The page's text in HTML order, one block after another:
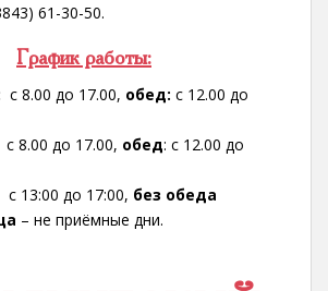
61-30-50.
График работы:
с 8.00 до 17.00, обед: с 12.00 до
с 8.00 до 17.00, обед: с 12.00 до
с 13:00 до 17:00, без обеда
– не приёмные дни.